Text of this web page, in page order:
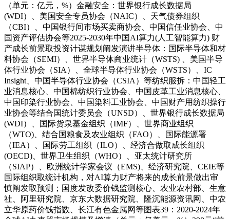
（单元：亿元，%）金融安全：世界银行成长数据局
(WDI）、美国安全专员协会（NAIC）、天气债券组织
（CBI）、中国银行间市场买卖商协会、中国信任业协会、中
国资产评估协会等2025-2030年中国AI算力(人工智能算力) 财
产成长前景取投资计谋规划阐发演讲半导体：国际半导体和材
料协会（SEMI）、世界半导体商业统计（WSTS) 、美国半导
体行业协会（SIA）、全球半导体行业协会（WSTS）、IC
Insight、中国半导体行业协会（CSIA）等纺织服拆：中国轻工
业消息核心、中国棉纺织行业协会、中国皮革工业消息核心、
中国印染行业协会、中国染料工业协会、中国财产用纺织操行
业协会等结合国统计委员会（UNSD）、世界银行成长数据局
(WDI）、国际货泉基金组织（IMF）、世界商业组织
（WTO)、结合国粮食及农业组织（FAO）、国际能源署
（IEA）、国际劳工组织（ILO）、经济合做取成长组织
(OECD)、世界卫生组织（WHO）、亚太统计研究所
（SIAP）、欧洲统计学家会议（EMS)、经济研究院、CEIE等
国际组织取统计机构，对AI算力财产将来的成长前景做出审
慎阐发取预测；国度发改委价钱监测核心、农业农村部、生意
社、阿里研究院、京东大数据研究院、隆沉能源资讯网、中农
立华原药价钱指数、长江有色金属网等图表39：2020-2024年